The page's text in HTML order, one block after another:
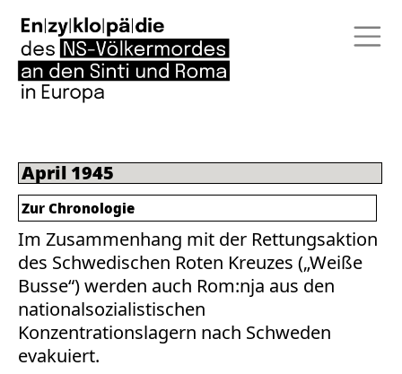
April 1945
Im Zusammenhang mit der Rettungsaktion
des Schwedischen Roten Kreuzes („Weiße
Busse“) werden auch Rom:nja aus den
nationalsozialistischen
Konzentrationslagern nach Schweden
evakuiert.
Zur Chronologie